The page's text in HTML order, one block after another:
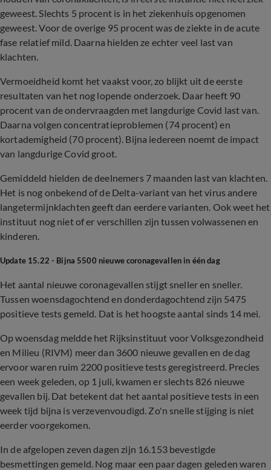
geweest. Slechts 5 procent is in het ziekenhuis opgenomen
geweest. Voor de overige 95 procent was de ziekte in de acute
fase relatief mild. Daarna hielden ze echter veel last van
klachten.
Vermoeidheid komt het vaakst voor, zo blijkt uit de eerste
resultaten van het nog lopende onderzoek. Daar heeft 90
procent van de ondervraagden met langdurige Covid last van.
Daarna volgen concentratieproblemen (74 procent) en
kortademigheid (70 procent). Bijna iedereen noemt de impact
van langdurige Covid groot.
Gemiddeld hielden de deelnemers 7 maanden last van klachten.
Het is nog onbekend of de Delta-variant van het virus andere
langetermijnklachten geeft dan eerdere varianten. Ook weet het
instituut nog niet of er verschillen zijn tussen volwassenen en
kinderen.
Update 15.22 - Bijna 5500 nieuwe coronagevallen in één dag
Het aantal nieuwe coronagevallen stijgt sneller en sneller.
Tussen woensdagochtend en donderdagochtend zijn 5475
positieve tests gemeld. Dat is het hoogste aantal sinds 14 mei.
Op woensdag meldde het Rijksinstituut voor Volksgezondheid
en Milieu (RIVM) meer dan 3600 nieuwe gevallen en de dag
ervoor waren ruim 2200 positieve tests geregistreerd. Precies
een week geleden, op 1 juli, kwamen er slechts 826 nieuwe
gevallen bij. Dat betekent dat het aantal positieve tests in een
week tijd bijna is verzevenvoudigd. Zo'n snelle stijging is niet
eerder voorgekomen.
In de afgelopen zeven dagen zijn 16.153 bevestigde
besmettingen gemeld. Nog maar een paar dagen geleden waren